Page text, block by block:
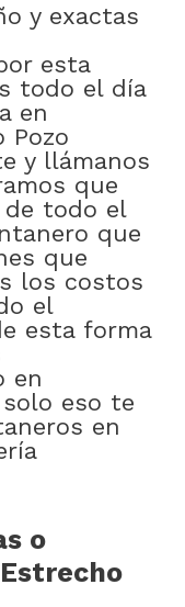
y exactas
esta
todo el día
en
Pozo
y llámanos
que
todo el
que
que
los costos
el
esta forma
en
eso te
en
o